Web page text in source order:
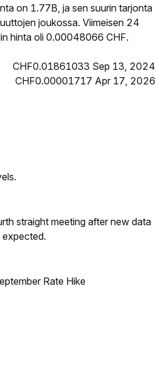
on 1.77B, ja sen suurin tarjonta
joukossa. Viimeisen 24
hinta oli 0.00048066 CHF.
CHF0.01861033 Sep 13, 2024
CHF0.00001717 Apr 17, 2026
straight meeting after new data
Rate Hike